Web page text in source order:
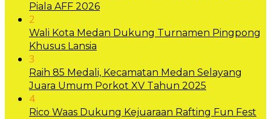
Piala AFF 2026
2
Wali Kota Medan Dukung Turnamen Pingpong
Khusus Lansia
3
Raih 85 Medali, Kecamatan Medan Selayang
Juara Umum Porkot XV Tahun 2025
4
Rico Waas Dukung Kejuaraan Rafting Fun Fest